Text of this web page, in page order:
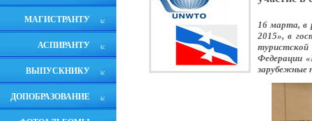
МАГИСТРАНТУ
АСПИРАНТУ
ВЫПУСКНИКУ
ДОПОБРАЗОВАНИЕ
16 марта, в
2015», в
туристской
Федерации
зарубежные